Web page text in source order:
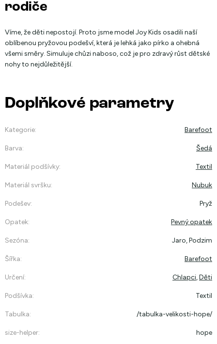
rodiče
Víme, že děti nepostojí. Proto jsme model Joy Kids osadili naší
oblíbenou pryžovou podešví, která je lehká jako pírko a ohebná
všemi směry. Simuluje chůzi naboso, což je pro zdravý růst dětské
nohy to nejdůležitější.
Doplňkové parametry
Kategorie: Barefoot
Barva: Šedá
Materiál podšívky: Textil
Materiál svršku: Nubuk
Podešev: Pryž
Opatek: Pevný opatek
Sezóna: Jaro, Podzim
Šířka: Barefoot
Určení: Chlapci,Děti
Podšívka: Textil
Tabulka: /tabulka-velikosti-hope/
size-helper: hope